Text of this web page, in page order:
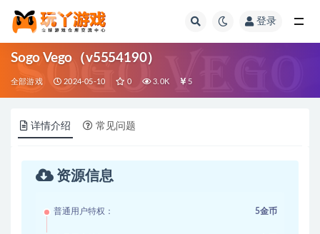
登录
Sogo Vego（v5554190）
全部游戏 2024-05-10 0 3.0K 5
详情介绍 常见问题
资源信息
普通用户特权： 5金币